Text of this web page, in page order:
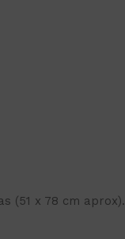
(51 x 78 cm aprox).